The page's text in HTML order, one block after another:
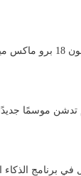
برنامج الذكاء